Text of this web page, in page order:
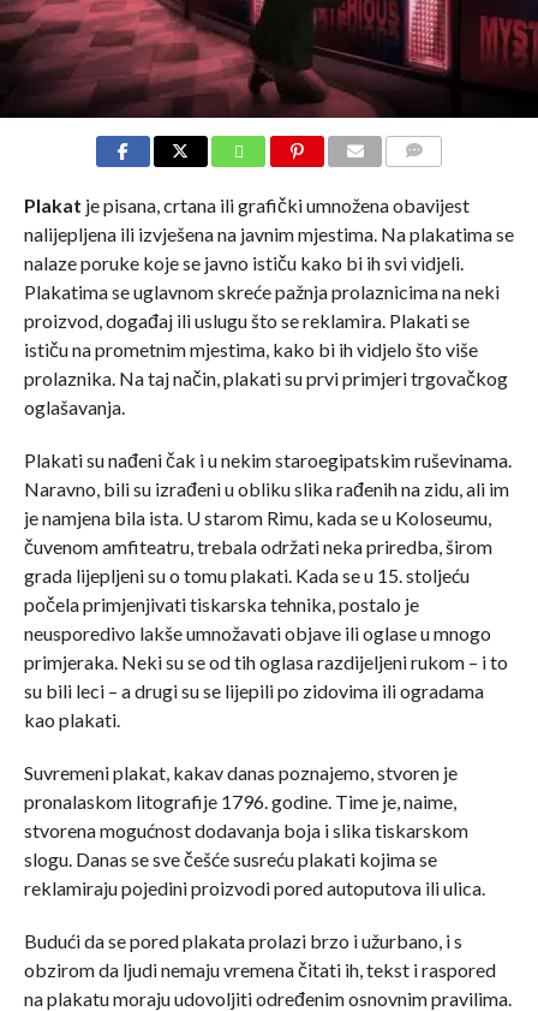
Plakat je pisana, crtana ili grafički umnožena obavijest
nalijepljena ili izvješena na javnim mjestima. Na plakatima se
nalaze poruke koje se javno ističu kako bi ih svi vidjeli.
Plakatima se uglavnom skreće pažnja prolaznicima na neki
proizvod, događaj ili uslugu što se reklamira. Plakati se
ističu na prometnim mjestima, kako bi ih vidjelo što više
prolaznika. Na taj način, plakati su prvi primjeri trgovačkog
oglašavanja.
Plakati su nađeni čak i u nekim staroegipatskim ruševinama.
Naravno, bili su izrađeni u obliku slika rađenih na zidu, ali im
je namjena bila ista. U starom Rimu, kada se u Koloseumu,
čuvenom amfiteatru, trebala održati neka priredba, širom
grada lijepljeni su o tomu plakati. Kada se u 15. stoljeću
počela primjenjivati tiskarska tehnika, postalo je
neusporedivo lakše umnožavati objave ili oglase u mnogo
primjeraka. Neki su se od tih oglasa razdijeljeni rukom – i to
su bili leci – a drugi su se lijepili po zidovima ili ogradama
kao plakati.
Suvremeni plakat, kakav danas poznajemo, stvoren je
pronalaskom litografije 1796. godine. Time je, naime,
stvorena mogućnost dodavanja boja i slika tiskarskom
slogu. Danas se sve češće susreću plakati kojima se
reklamiraju pojedini proizvodi pored autoputova ili ulica.
Budući da se pored plakata prolazi brzo i užurbano, i s
obzirom da ljudi nemaju vremena čitati ih, tekst i raspored
na plakatu moraju udovoljiti određenim osnovnim pravilima.